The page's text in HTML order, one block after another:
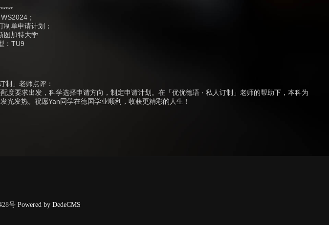
；
制单申请计划；
图加特大学
：TU9
制」老师点评：
要求出发，科学选择申请方向，制定申请计划。在「优优德语 · 私人订制」老师的帮助下，本科为
光发热。祝愿Yan同学在德国学业顺利，收获更精彩的人生！
号 Powered by DedeCMS